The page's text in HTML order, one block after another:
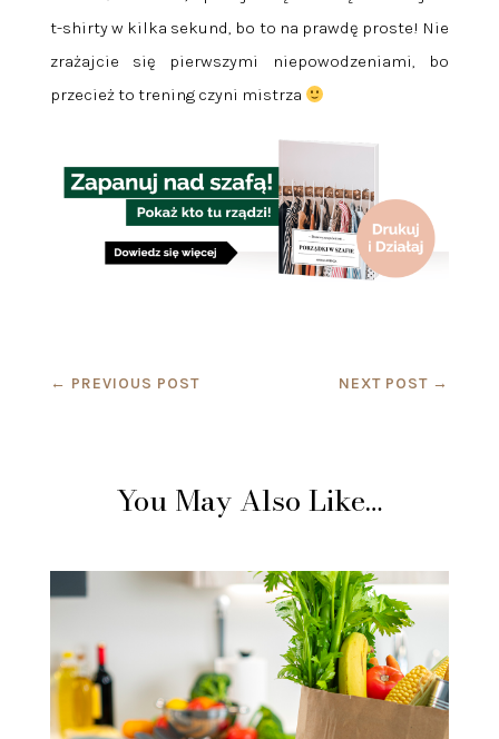
t-shirty w kilka sekund, bo to na prawdę proste! Nie
zrażajcie się pierwszymi niepowodzeniami, bo
przecież to trening czyni mistrza
← PREVIOUS POST NEXT POST →
You May Also Like…